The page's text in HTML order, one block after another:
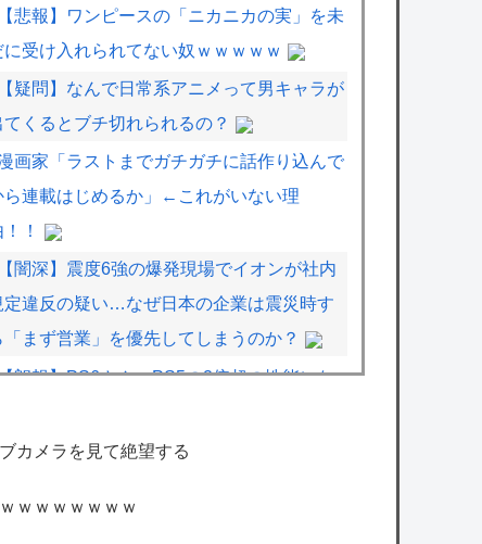
【悲報】ワンピースの「ニカニカの実」を未
に受け入れられてない奴ｗｗｗｗｗ
【疑問】なんで日常系アニメって男キャラが
てくるとブチ切れられるの？
画家「ラストまでガチガチに話作り込んで
ら連載はじめるか」←これがいない理
！
【闇深】震度6強の爆発現場でイオンが社内
定違反の疑い…なぜ日本の企業は震災時す
「まず営業」を優先してしまうのか？
朗報】PS6さん、PS5の2倍超の性能にな
【VTuber】柘榴シロ「その男はやめなさ
カメラを見て絶望する
ｗｗｗｗｗｗｗ